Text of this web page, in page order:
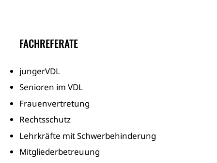
FACHREFERATE
jungerVDL
Senioren im VDL
Frauenvertretung
Rechtsschutz
Lehrkräfte mit Schwerbehinderung
Mitgliederbetreuung